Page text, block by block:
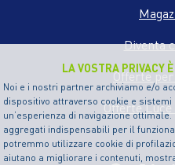
LA VOSTRA PRIVACY
Noi e i nostri partner archiviamo e/o
dispositivo attraverso cookie e
un’esperienza di navigazione
aggregati indispensabili per il
potremmo utilizzare cookie di
aiutano a migliorare i contenuti,
Diventa
Offerte per
Offerte